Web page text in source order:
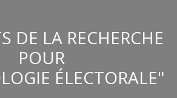
DE LA RECHERCHE
POUR
ÉLECTORALE"